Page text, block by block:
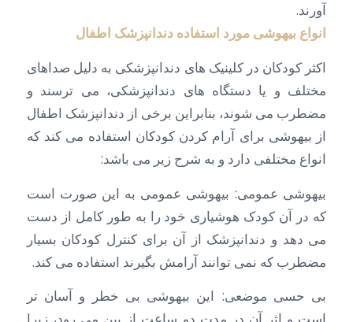
آورند.
انواع بیهوشی مورد استفاده دندانپزشک اطفال
اکثر کودکان در کلینیک های دندانپزشکی به دلیل صداهای
مختلف و یا دستگاه های دندانپزشکی، می ترسند و
مضطرب می شوند، بنابراین برخی از دندانپزشک اطفال
از بیهوشی برای آرام کردن کودکان استفاده می کند که
انواع مختلفی دارد و به شرح زیر می باشد:
بیهوشی عمومی: بیهوشی عمومی به این صورت است
که در آن کودک هوشیاری خود را به طور کامل از دست
می دهد و دندانپزشک از آن برای کنترل کودکان بسیار
مضطرب که نمی توانند آرامش بگیرند استفاده می کند.
بی حسی موضعی: این بیهوشی بی خطر و آسان تر